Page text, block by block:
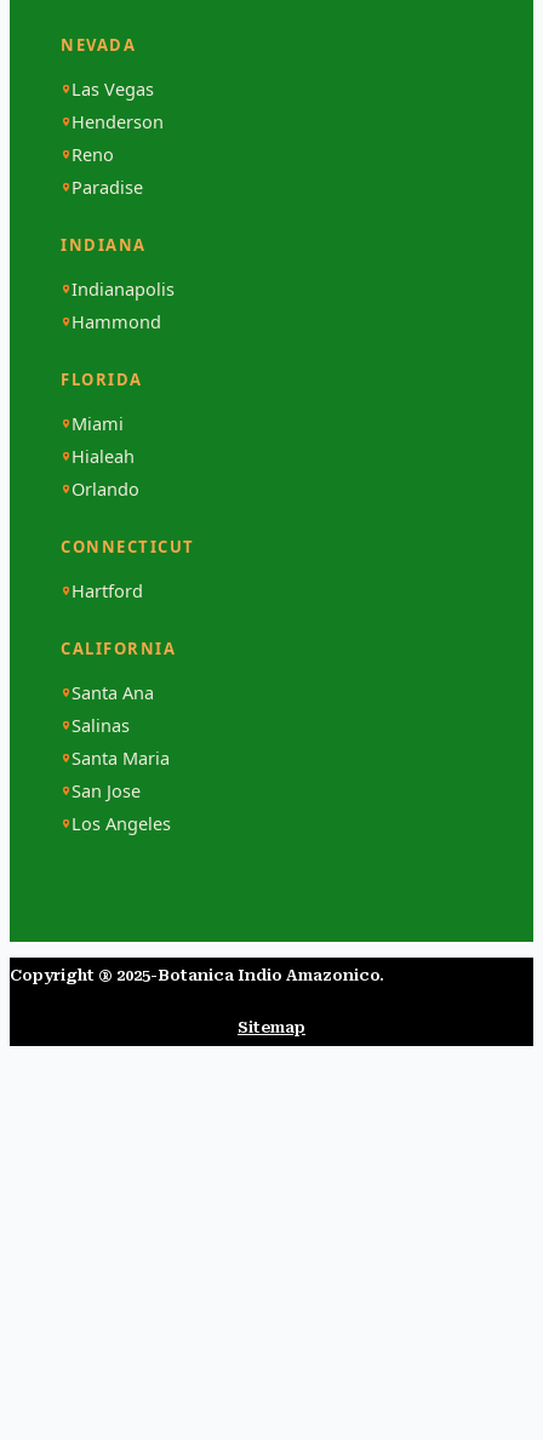
NEVADA
Las Vegas
Henderson
Reno
Paradise
INDIANA
Indianapolis
Hammond
FLORIDA
Miami
Hialeah
Orlando
CONNECTICUT
Hartford
CALIFORNIA
Santa Ana
Salinas
Santa Maria
San Jose
Los Angeles
Copyright ® 2025-Botanica Indio Amazonico.​
Sitemap